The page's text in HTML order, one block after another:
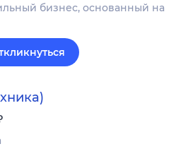
бизнес, основанный на